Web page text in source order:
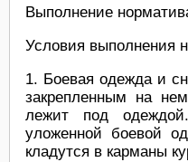
Выполнение
Условия выполнения
1. Боевая одежда и
закрепленным на
лежит под
уложенной боевой
кладутся в карманы